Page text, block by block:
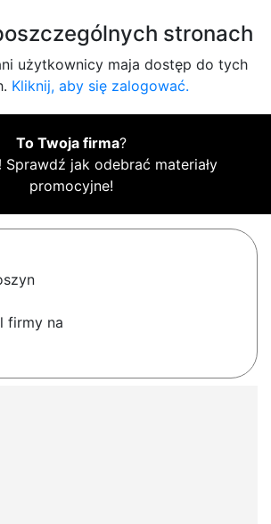
stronach
użytkownicy maja dostęp do tych
Kliknij, aby się zalogować.
To Twoja firma?
Sprawdź jak odebrać materiały
promocyjne!
firmy na